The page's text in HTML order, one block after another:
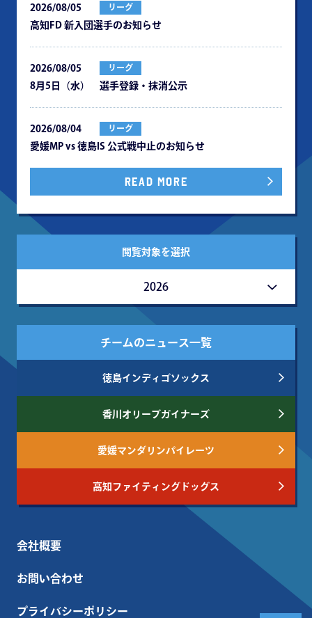
2026/08/05 リーグ
⾼知FD 新⼊団選⼿のお知らせ
2026/08/05 リーグ
8月5日（水） 選手登録・抹消公示
2026/08/04 リーグ
愛媛MP vs 徳島IS 公式戦中⽌のお知らせ
READ MORE
閲覧対象を選択
2026
チームのニュース一覧
徳島インディゴソックス
香川オリーブガイナーズ
愛媛マンダリンパイレーツ
高知ファイティングドッグス
会社概要
お問い合わせ
プライバシーポリシー